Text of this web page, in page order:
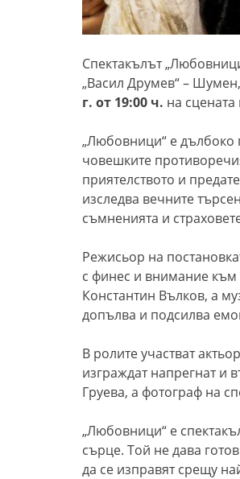
Спектакълът
„Васил Друмев“ –
г. от 19:00 ч. на сцената
„Любовници“ е дълбоко
човешките
приятелството и
изследва вечните
съмненията и
Режисьор на
с финес и внимание към
Константин Вълков, а
допълва и подсилва
В ролите участват
изграждат напрегнат и
Груева, а фотограф на
„Любовници“ е
сърце. Той не дава
да се изправят срещу